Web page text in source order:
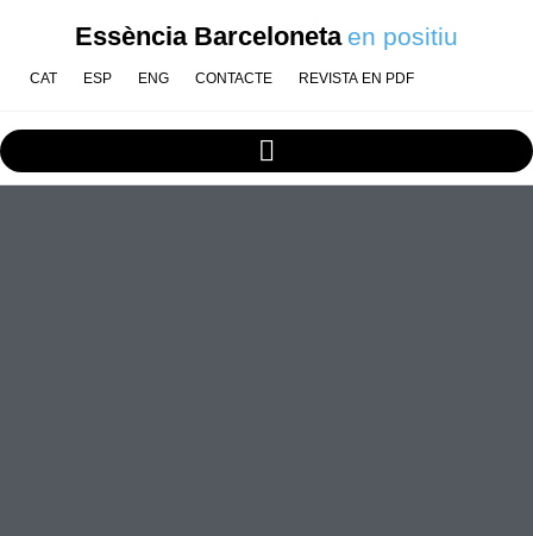
Essència Barceloneta en positiu
CAT ESP ENG CONTACTE REVISTA EN PDF